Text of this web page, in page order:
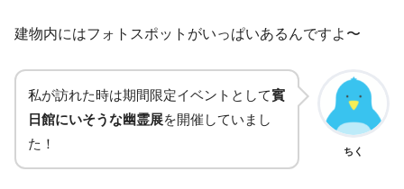
建物内にはフォトスポットがいっぱいあるんですよ〜
私が訪れた時は期間限定イベントとして賓
日館にいそうな幽霊展を開催していまし
た！
ちく